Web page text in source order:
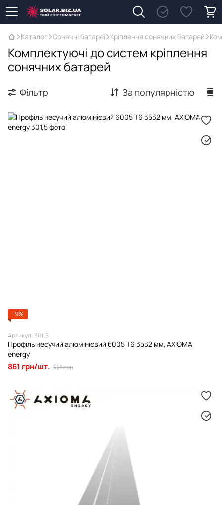
Каталог Сонячні батареї Кріплення сонячних батарей
Комплектуючі до систем кріплення
сонячних батарей
Фільтр За популярністю
−9%
Артикул: 301,5
Профіль несучий алюмінієвий 6005 Т6 3532 мм, AXIOMA
energy
861 грн/шт. 951 грн